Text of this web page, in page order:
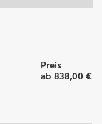
Preis
ab 838,00 €